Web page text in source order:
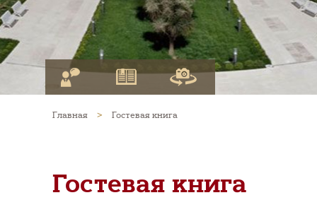
Главная > Гостевая книга
Гостевая книга